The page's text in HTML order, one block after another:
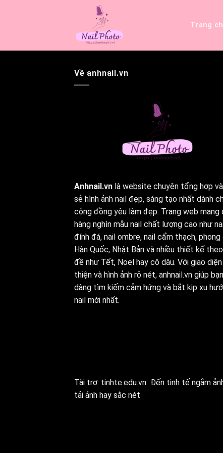
Trang
Về anhnail.vn
Anhnail.vn là website chuyên tổng hợp
sẻ hình ảnh nail đẹp, sáng tạo nhất dành
cộng đồng yêu làm đẹp. Trang web mang
hàng nghìn mẫu nail chất lượng cao như
đính đá, nail ombre, nail cẩm thạch, phong
Hàn Quốc, Nhật Bản và nhiều thiết kế
đề như Tết, Noel hay cô dâu. Với giao
thiện và hình ảnh rõ nét, anhnail.vn giúp
dàng tìm kiếm cảm hứng và bắt kịp xu
nail mới nhất.
Tài trợ: tinhte.edu.vn Đến tinh tế ngắm
tải ảnh hay sắc nét